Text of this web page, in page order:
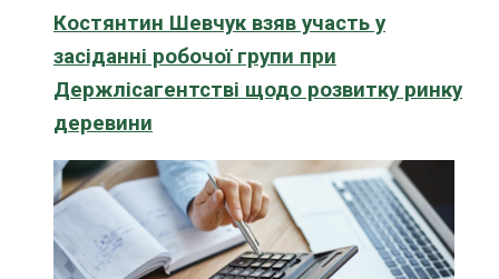
Костянтин Шевчук взяв участь у
засіданні робочої групи при
Держлісагентстві щодо розвитку ринку
деревини